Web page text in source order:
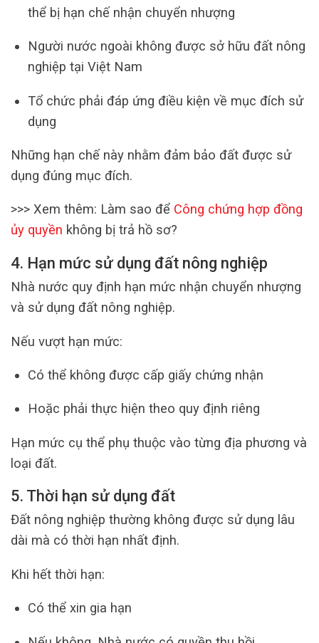
thể bị hạn chế nhận chuyển nhượng
Người nước ngoài không được sở hữu đất nông
nghiệp tại Việt Nam
Tổ chức phải đáp ứng điều kiện về mục đích sử
dụng
Những hạn chế này nhằm đảm bảo đất được sử
dụng đúng mục đích.
>>> Xem thêm: Làm sao để Công chứng hợp đồng
ủy quyền không bị trả hồ sơ?
4. Hạn mức sử dụng đất nông nghiệp
Nhà nước quy định hạn mức nhận chuyển nhượng
và sử dụng đất nông nghiệp.
Nếu vượt hạn mức:
Có thể không được cấp giấy chứng nhận
Hoặc phải thực hiện theo quy định riêng
Hạn mức cụ thể phụ thuộc vào từng địa phương và
loại đất.
5. Thời hạn sử dụng đất
Đất nông nghiệp thường không được sử dụng lâu
dài mà có thời hạn nhất định.
Khi hết thời hạn:
Có thể xin gia hạn